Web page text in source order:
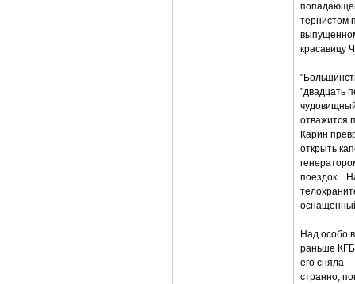
тернистом
красавицу
"двадцать
отважится
Карин
открыть
поездок...
Над особо
раньше КГБ
его сняла
странно,